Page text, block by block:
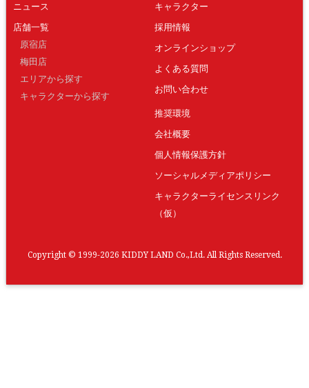
ニュース
店舗一覧
原宿店
梅田店
エリアから探す
キャラクターから探す
キャラクター
採用情報
オンラインショップ
よくある質問
お問い合わせ
推奨環境
会社概要
個人情報保護方針
ソーシャルメディアポリシー
キャラクターライセンスリンク
（仮）
Copyright © 1999-2026 KIDDY LAND Co.,Ltd. All Rights Reserved.